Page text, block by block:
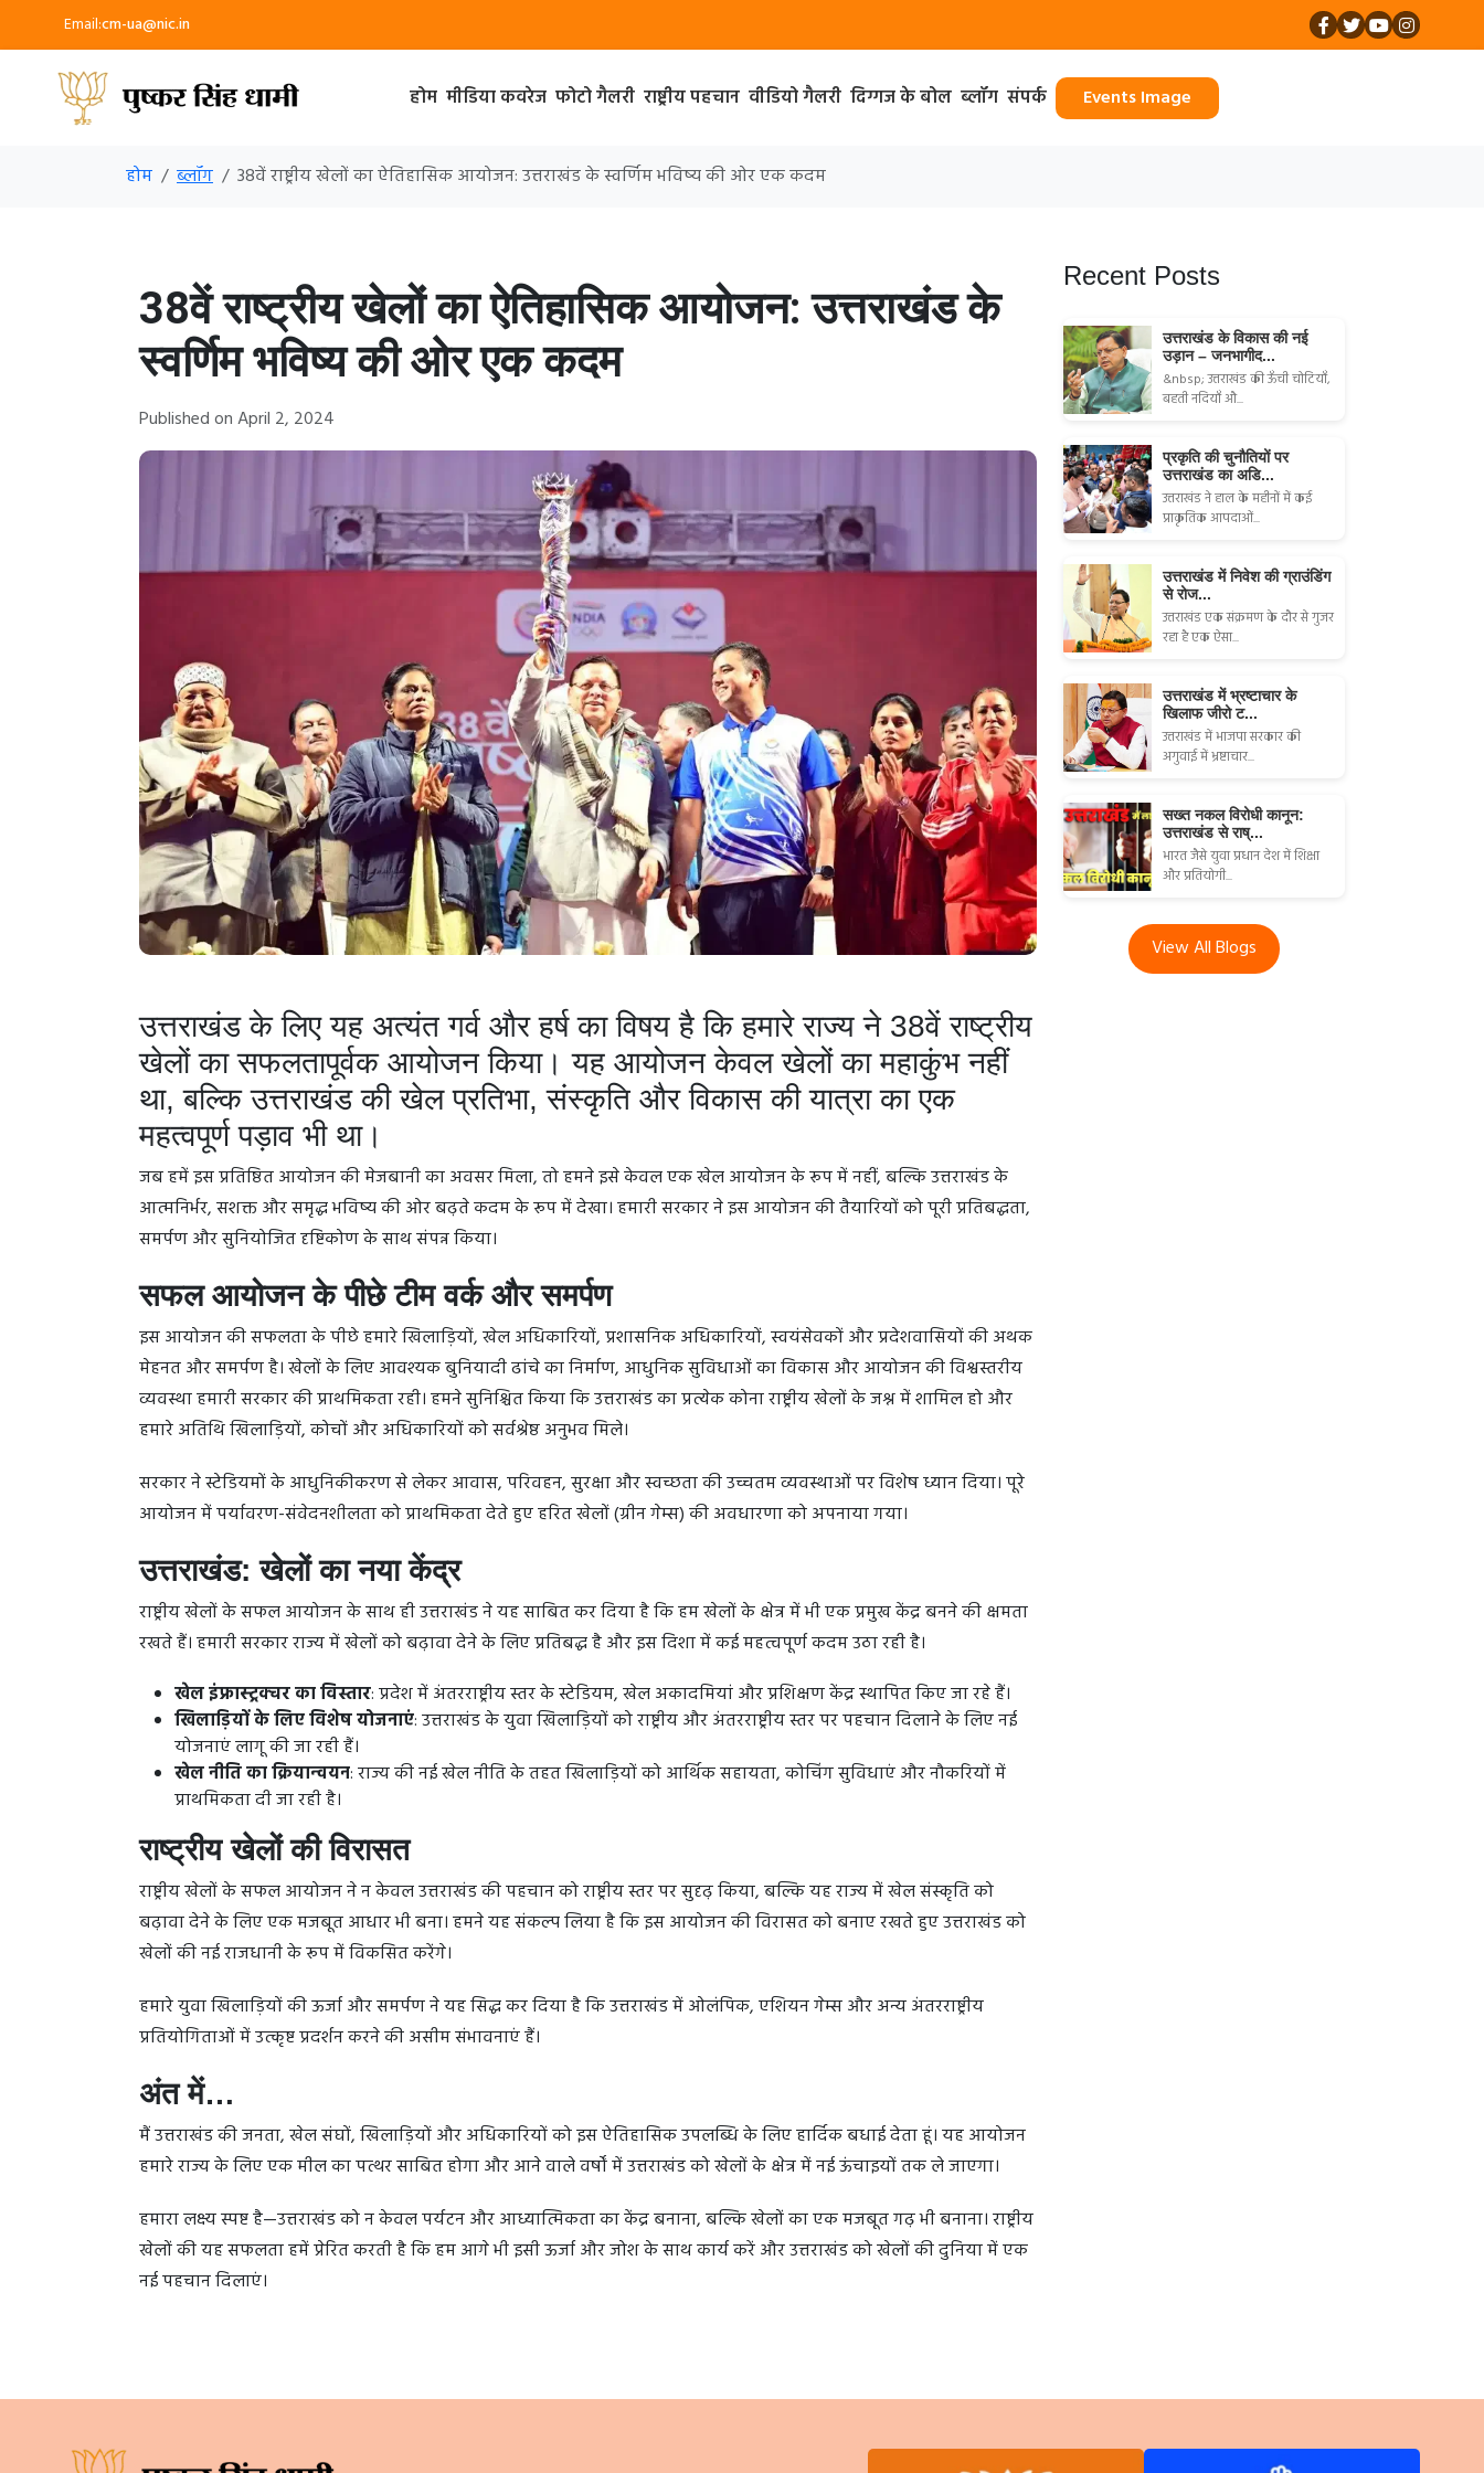
Email:cm-ua@nic.in
होम मीडिया कवरेज फोटो गैलरी राष्ट्रीय पहचान वीडियो गैलरी दिग्गज के बोल ब्लॉग संपर्क Events Image
होम ब्लॉग 38वें राष्ट्रीय खेलों का ऐतिहासिक आयोजन: उत्तराखंड के स्वर्णिम भविष्य की ओर एक कदम
38वें राष्ट्रीय खेलों का ऐतिहासिक आयोजन: उत्तराखंड के
स्वर्णिम भविष्य की ओर एक कदम
Published on April 2, 2024
उत्तराखंड के लिए यह अत्यंत गर्व और हर्ष का विषय है कि हमारे राज्य ने 38वें राष्ट्रीय
खेलों का सफलतापूर्वक आयोजन किया। यह आयोजन केवल खेलों का महाकुंभ नहीं
था, बल्कि उत्तराखंड की खेल प्रतिभा, संस्कृति और विकास की यात्रा का एक
महत्वपूर्ण पड़ाव भी था।
जब हमें इस प्रतिष्ठित आयोजन की मेजबानी का अवसर मिला, तो हमने इसे केवल एक खेल आयोजन के रूप में नहीं, बल्कि उत्तराखंड के
आत्मनिर्भर, सशक्त और समृद्ध भविष्य की ओर बढ़ते कदम के रूप में देखा। हमारी सरकार ने इस आयोजन की तैयारियों को पूरी प्रतिबद्धता,
समर्पण और सुनियोजित दृष्टिकोण के साथ संपन्न किया।
सफल आयोजन के पीछे टीम वर्क और समर्पण
इस आयोजन की सफलता के पीछे हमारे खिलाड़ियों, खेल अधिकारियों, प्रशासनिक अधिकारियों, स्वयंसेवकों और प्रदेशवासियों की अथक
मेहनत और समर्पण है। खेलों के लिए आवश्यक बुनियादी ढांचे का निर्माण, आधुनिक सुविधाओं का विकास और आयोजन की विश्वस्तरीय
व्यवस्था हमारी सरकार की प्राथमिकता रही। हमने सुनिश्चित किया कि उत्तराखंड का प्रत्येक कोना राष्ट्रीय खेलों के जश्न में शामिल हो और
हमारे अतिथि खिलाड़ियों, कोचों और अधिकारियों को सर्वश्रेष्ठ अनुभव मिले।
सरकार ने स्टेडियमों के आधुनिकीकरण से लेकर आवास, परिवहन, सुरक्षा और स्वच्छता की उच्चतम व्यवस्थाओं पर विशेष ध्यान दिया। पूरे
आयोजन में पर्यावरण-संवेदनशीलता को प्राथमिकता देते हुए हरित खेलों (ग्रीन गेम्स) की अवधारणा को अपनाया गया।
उत्तराखंड: खेलों का नया केंद्र
राष्ट्रीय खेलों के सफल आयोजन के साथ ही उत्तराखंड ने यह साबित कर दिया है कि हम खेलों के क्षेत्र में भी एक प्रमुख केंद्र बनने की क्षमता
रखते हैं। हमारी सरकार राज्य में खेलों को बढ़ावा देने के लिए प्रतिबद्ध है और इस दिशा में कई महत्वपूर्ण कदम उठा रही है।
खेल इंफ्रास्ट्रक्चर का विस्तार: प्रदेश में अंतरराष्ट्रीय स्तर के स्टेडियम, खेल अकादमियां और प्रशिक्षण केंद्र स्थापित किए जा रहे हैं।
खिलाड़ियों के लिए विशेष योजनाएं: उत्तराखंड के युवा खिलाड़ियों को राष्ट्रीय और अंतरराष्ट्रीय स्तर पर पहचान दिलाने के लिए नई
योजनाएं लागू की जा रही हैं।
खेल नीति का क्रियान्वयन: राज्य की नई खेल नीति के तहत खिलाड़ियों को आर्थिक सहायता, कोचिंग सुविधाएं और नौकरियों में
प्राथमिकता दी जा रही है।
राष्ट्रीय खेलों की विरासत
राष्ट्रीय खेलों के सफल आयोजन ने न केवल उत्तराखंड की पहचान को राष्ट्रीय स्तर पर सुदृढ़ किया, बल्कि यह राज्य में खेल संस्कृति को
बढ़ावा देने के लिए एक मजबूत आधार भी बना। हमने यह संकल्प लिया है कि इस आयोजन की विरासत को बनाए रखते हुए उत्तराखंड को
खेलों की नई राजधानी के रूप में विकसित करेंगे।
हमारे युवा खिलाड़ियों की ऊर्जा और समर्पण ने यह सिद्ध कर दिया है कि उत्तराखंड में ओलंपिक, एशियन गेम्स और अन्य अंतरराष्ट्रीय
प्रतियोगिताओं में उत्कृष्ट प्रदर्शन करने की असीम संभावनाएं हैं।
अंत में…
मैं उत्तराखंड की जनता, खेल संघों, खिलाड़ियों और अधिकारियों को इस ऐतिहासिक उपलब्धि के लिए हार्दिक बधाई देता हूं। यह आयोजन
हमारे राज्य के लिए एक मील का पत्थर साबित होगा और आने वाले वर्षों में उत्तराखंड को खेलों के क्षेत्र में नई ऊंचाइयों तक ले जाएगा।
हमारा लक्ष्य स्पष्ट है—उत्तराखंड को न केवल पर्यटन और आध्यात्मिकता का केंद्र बनाना, बल्कि खेलों का एक मजबूत गढ़ भी बनाना। राष्ट्रीय
खेलों की यह सफलता हमें प्रेरित करती है कि हम आगे भी इसी ऊर्जा और जोश के साथ कार्य करें और उत्तराखंड को खेलों की दुनिया में एक
नई पहचान दिलाएं।
Recent Posts
उत्तराखंड के विकास की नई
उड़ान – जनभागीद...
&nbsp; उत्तराखंड की ऊँची चोटियाँ,
बहती नदियाँ औ...
प्रकृति की चुनौतियों पर
उत्तराखंड का अडि...
उत्तराखंड ने हाल के महीनों में कई
प्राकृतिक आपदाओं...
उत्तराखंड में निवेश की ग्राउंडिंग
से रोज...
उत्तराखंड एक संक्रमण के दौर से गुजर
रहा है एक ऐसा...
उत्तराखंड में भ्रष्टाचार के
खिलाफ जीरो ट...
उत्तराखंड में भाजपा सरकार की
अगुवाई में भ्रष्टाचार...
सख्त नकल विरोधी कानून:
उत्तराखंड से राष्...
भारत जैसे युवा प्रधान देश में शिक्षा
और प्रतियोगी...
View All Blogs